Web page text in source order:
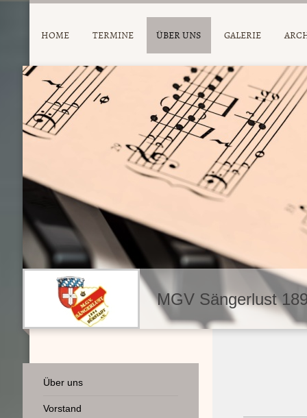
HOME TERMINE ÜBER UNS GALERIE
MGV Sängerlust
Über uns
Vorstand